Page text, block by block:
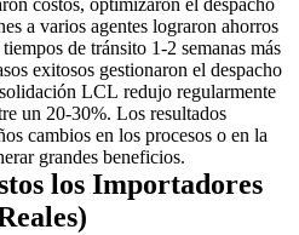
costos, optimizaron el despacho
a varios agentes lograron ahorros
de tránsito 1-2 semanas más
exitosos gestionaron el despacho
LCL redujo regularmente
un 20-30%. Los resultados
cambios en los procesos o en la
grandes beneficios.
los Importadores